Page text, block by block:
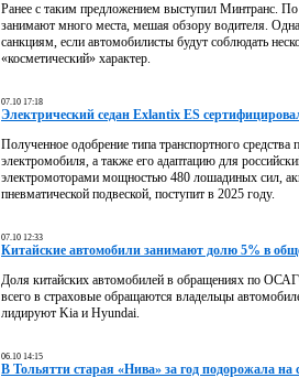
Ранее с таким предложением выступил Минтранс.
занимают много места, мешая обзору водителя.
санкциям, если автомобилисты будут соблюдать
«косметический» характер.
07.10 17:18
Электрический седан Exlantix ES
Полученное одобрение типа транспортного средства
электромобиля, а также его адаптацию для
электромоторами мощностью 480 лошадиных сил,
пневматической подвеской, поступит в 2025 году.
07.10 12:33
Китайские автомобили занимают долю 5% в
Доля китайских автомобилей в обращениях по
всего в страховые обращаются владельцы
лидируют Kia и Hyundai.
06.10 14:15
В Тольятти старая «Нива» за год подорожала на